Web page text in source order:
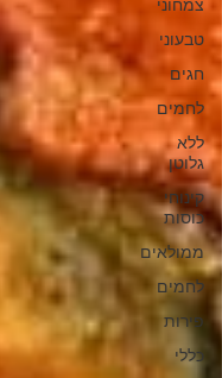
צמחוני
טבעוני
חגים
לחמים
ללא
גלוטן
קינוחי
כוסות
ממולאים
לחמים
פירות
כללי